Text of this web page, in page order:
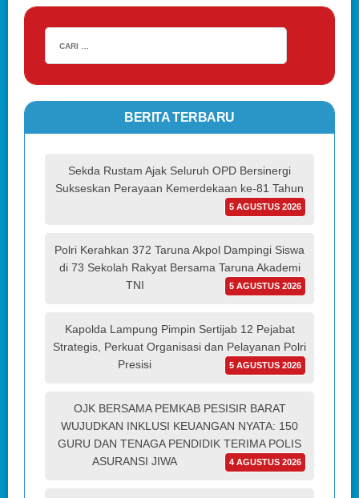
BERITA TERBARU
Sekda Rustam Ajak Seluruh OPD Bersinergi
Sukseskan Perayaan Kemerdekaan ke-81 Tahun
5 AGUSTUS 2026
Polri Kerahkan 372 Taruna Akpol Dampingi Siswa
di 73 Sekolah Rakyat Bersama Taruna Akademi
TNI
5 AGUSTUS 2026
Kapolda Lampung Pimpin Sertijab 12 Pejabat
Strategis, Perkuat Organisasi dan Pelayanan Polri
Presisi
5 AGUSTUS 2026
OJK BERSAMA PEMKAB PESISIR BARAT
WUJUDKAN INKLUSI KEUANGAN NYATA: 150
GURU DAN TENAGA PENDIDIK TERIMA POLIS
ASURANSI JIWA
4 AGUSTUS 2026